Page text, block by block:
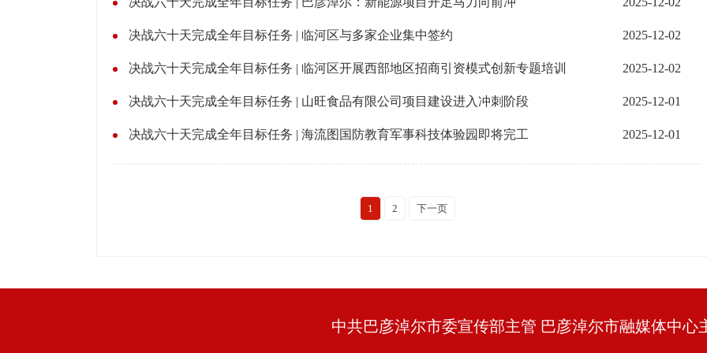
决战六十天完成全年目标任务 | 临河区与多家企业集中签约 2025-12-02
决战六十天完成全年目标任务 | 临河区开展西部地区招商引资模式创新专题培训 2025-12-02
决战六十天完成全年目标任务 | 山旺食品有限公司项目建设进入冲刺阶段 2025-12-01
决战六十天完成全年目标任务 | 海流图国防教育军事科技体验园即将完工 2025-12-01
1 2 下一页
中共巴彦淖尔市委宣传部主管 巴彦淖尔市融媒体中心